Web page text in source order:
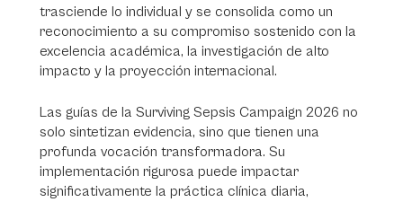
trasciende lo individual y se consolida como un
reconocimiento a su compromiso sostenido con la
excelencia académica, la investigación de alto
impacto y la proyección internacional.
Las guías de la Surviving Sepsis Campaign 2026 no
solo sintetizan evidencia, sino que tienen una
profunda vocación transformadora. Su
implementación rigurosa puede impactar
significativamente la práctica clínica diaria,